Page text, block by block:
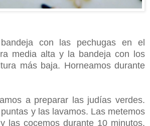
con las pechugas en el
media alta y la bandeja con los
más baja. Horneamos durante
a preparar las judías verdes.
y las lavamos. Las metemos
las cocemos durante 10 minutos,